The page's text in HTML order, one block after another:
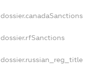
dossier.canadaSanctions
dossier.rfSanctions
dossier.russian_reg_title